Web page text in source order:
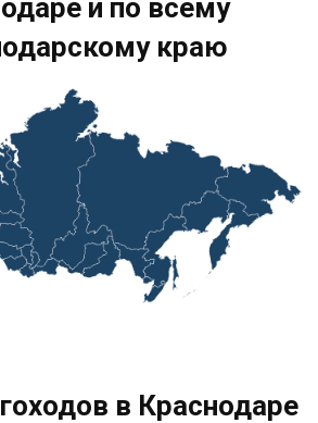
и по всему
краю
в Краснодаре